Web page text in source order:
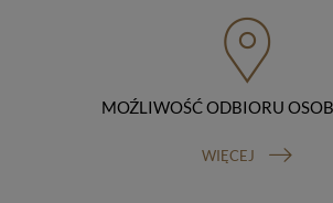
organu nadzorczego (Prezesa Urzędu
Osobowych, ul. Stawki 2, 00-193
prawo do cofnięcia zgody na
osobowych (masz prawo cofnięcia zgody
przetwarzanie danych w dowolnym
przetwarzania, którego dokonano na
zgody przed jej cofnięciem). W celu
MOŹLIWOŚĆ ODBIORU
WIĘCEJ